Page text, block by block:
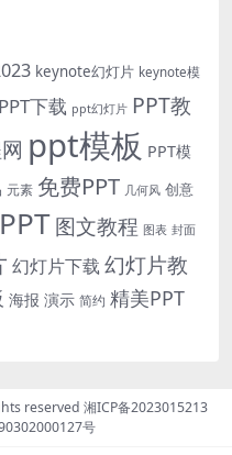
keynote幻灯片 keynote模
PPT下载 ppt幻灯片 PPT教
ppt模板 PPT模
元素 免费PPT 几何风 创意
图文教程 图表 封面
幻灯片下载 幻灯片教
海报 演示 简约 精美PPT
reserved 湘ICP备2023015213
号